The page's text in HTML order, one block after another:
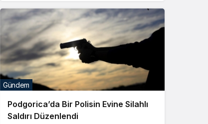
Podgorica’da Bir Polisin Evine Silahlı
Saldırı Düzenlendi
Gündem